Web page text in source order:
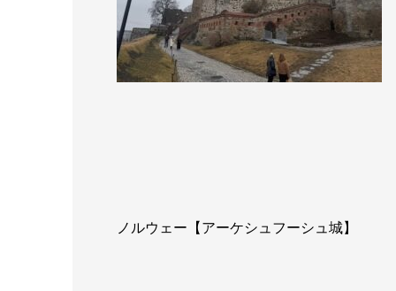
ノルウェー【アーケシュフーシュ城】